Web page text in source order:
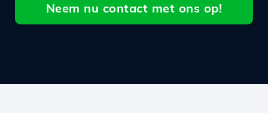
Neem nu contact met ons op!